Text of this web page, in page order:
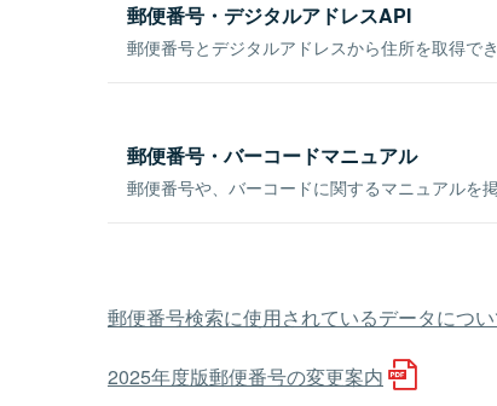
郵便番号・デジタルアドレスAPI
郵便番号とデジタルアドレスから住所を取得で
郵便番号・バーコードマニュアル
郵便番号や、バーコードに関するマニュアルを
郵便番号検索に使用されているデータにつ
2025年度版郵便番号の変更案内